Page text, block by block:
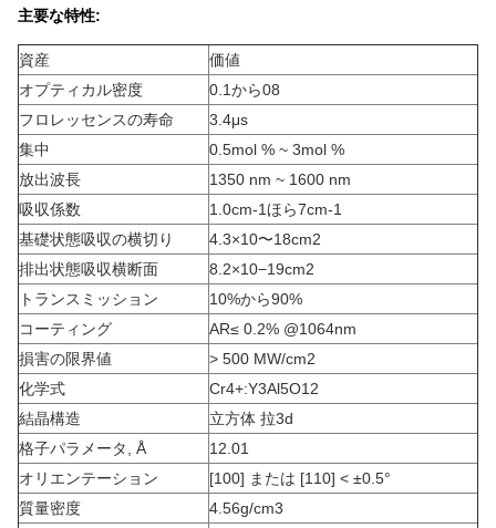
主要な特性:
資産
価値
オプティカル密度
0.1から08
フロレッセンスの寿命
3.4μs
集中
0.5mol % ~ 3mol %
放出波長
1350 nm ~ 1600 nm
吸収係数
1.0cm-1ほら7cm-1
基礎状態吸収の横切り
4.3×10〜18cm2
排出状態吸収横断面
8.2×10−19cm2
トランスミッション
10%から90%
コーティング
AR≤ 0.2% @1064nm
損害の限界値
> 500 MW/cm2
化学式
Cr4+:Y3Al5O12
結晶構造
立方体 拉3d
格子パラメータ, Å
12.01
オリエンテーション
[100] または [110] < ±0.5°
質量密度
4.56g/cm3